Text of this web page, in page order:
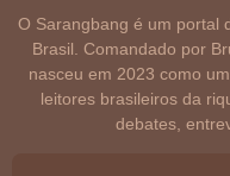
O Sarangbang é um portal
Brasil. Comandado por
nasceu em 2023 como
leitores brasileiros da
debates,